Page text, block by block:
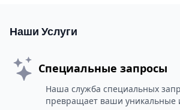
Наши Услуги
Специальные запросы
Наша служба специальных
превращает ваши уникальные